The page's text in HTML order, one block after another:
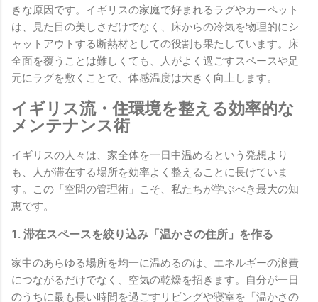
きな原因です。イギリスの家庭で好まれるラグやカーペット
は、見た目の美しさだけでなく、床からの冷気を物理的にシ
ャットアウトする断熱材としての役割も果たしています。床
全面を覆うことは難しくても、人がよく過ごすスペースや足
元にラグを敷くことで、体感温度は大きく向上します。
イギリス流・住環境を整える効率的な
メンテナンス術
イギリスの人々は、家全体を一日中温めるという発想より
も、人が滞在する場所を効率よく整えることに長けていま
す。この「空間の管理術」こそ、私たちが学ぶべき最大の知
恵です。
1. 滞在スペースを絞り込み「温かさの住所」を作る
家中のあらゆる場所を均一に温めるのは、エネルギーの浪費
につながるだけでなく、空気の乾燥を招きます。自分が一日
のうちに最も長い時間を過ごすリビングや寝室を「温かさの